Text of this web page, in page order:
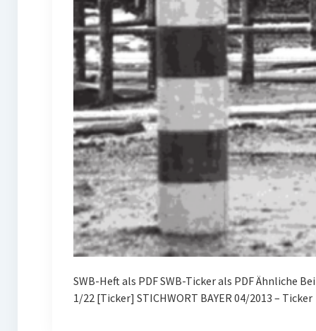
SWB-Heft als PDF SWB-Ticker als PDF Ähnliche
1/22 [Ticker] STICHWORT BAYER 04/2013 – Ticker